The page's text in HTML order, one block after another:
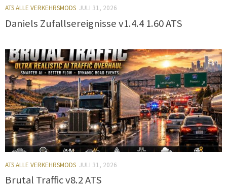
ATS ALLE VERKEHRSMODS JULI 31, 2026
Daniels Zufallsereignisse v1.4.4 1.60 ATS
0
ATS ALLE VERKEHRSMODS JULI 31, 2026
Brutal Traffic v8.2 ATS